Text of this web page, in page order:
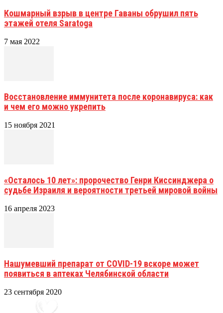
Кошмарный взрыв в центре Гаваны обрушил пять
этажей отеля Saratoga
7 мая 2022
Восстановление иммунитета после коронавируса: как
и чем его можно укрепить
15 ноября 2021
«Осталось 10 лет»: пророчество Генри Киссинджера о
судьбе Израиля и вероятности третьей мировой войны
16 апреля 2023
Нашумевший препарат от COVID-19 вскоре может
появиться в аптеках Челябинской области
23 сентября 2020